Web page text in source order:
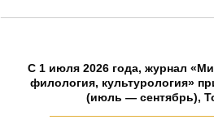
C 1 июля 2026 года, журнал
филология, культурология»
(июль — сентябрь),